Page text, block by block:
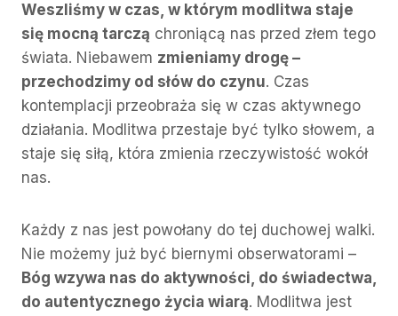
Weszliśmy w czas, w którym modlitwa staje
się mocną tarczą chroniącą nas przed złem tego
świata. Niebawem zmieniamy drogę –
przechodzimy od słów do czynu. Czas
kontemplacji przeobraża się w czas aktywnego
działania. Modlitwa przestaje być tylko słowem, a
staje się siłą, która zmienia rzeczywistość wokół
nas.
Każdy z nas jest powołany do tej duchowej walki.
Nie możemy już być biernymi obserwatorami –
Bóg wzywa nas do aktywności, do świadectwa,
do autentycznego życia wiarą. Modlitwa jest